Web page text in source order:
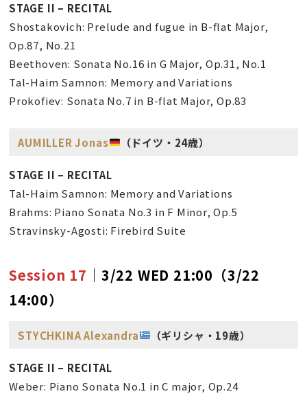
STAGE II – RECITAL
Shostakovich: Prelude and fugue in B-flat Major,
Op.87, No.21
Beethoven: Sonata No.16 in G Major, Op.31, No.1
Tal-Haim Samnon: Memory and Variations
Prokofiev: Sonata No.7 in B-flat Major, Op.83
AUMILLER Jonas （ドイツ・24歳）
STAGE II – RECITAL
Tal-Haim Samnon: Memory and Variations
Brahms: Piano Sonata No.3 in F Minor, Op.5
Stravinsky-Agosti: Firebird Suite
Session 17 ｜3/22 WED 21:00（3/22
14:00）
STYCHKINA Alexandra （ギリシャ・19歳）
STAGE II – RECITAL
Weber: Piano Sonata No.1 in C major, Op.24